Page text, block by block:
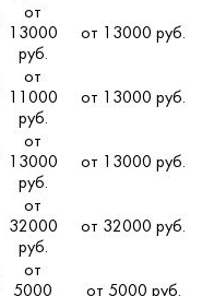
от
13000
руб.
от 13000 руб.
от
11000
руб.
от 13000 руб.
от
13000
руб.
от 13000 руб.
от
32000
руб.
от 32000 руб.
от
5000
от 5000 руб.